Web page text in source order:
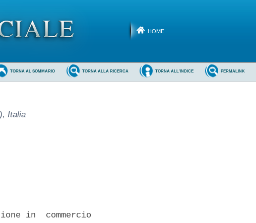
HOME
PERMALINK
TORNA ALL'INDICE
TORNA ALLA RICERCA
TORNA AL SOMMARIO
Italia
in  commercio